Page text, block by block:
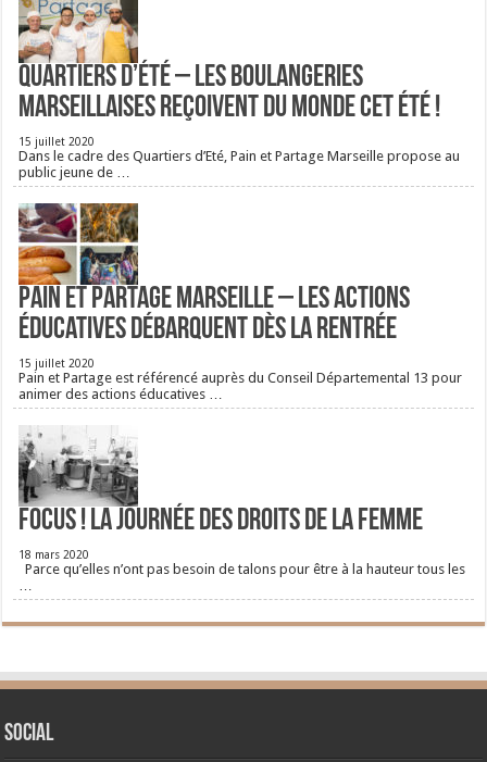
Quartiers d’été – Les boulangeries
Marseillaises reçoivent du monde cet été !
15 juillet 2020
Dans le cadre des Quartiers d’Eté, Pain et Partage Marseille propose au
public jeune de …
Pain et Partage Marseille – Les actions
éducatives débarquent dès la rentrée
15 juillet 2020
Pain et Partage est référencé auprès du Conseil Départemental 13 pour
animer des actions éducatives …
FOCUS ! La journée des droits de la femme
18 mars 2020
Parce qu’elles n’ont pas besoin de talons pour être à la hauteur tous les
Social